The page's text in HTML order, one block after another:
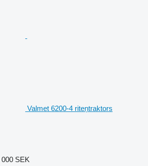
Valmet 6200-4 riteņtraktors
000 SEK